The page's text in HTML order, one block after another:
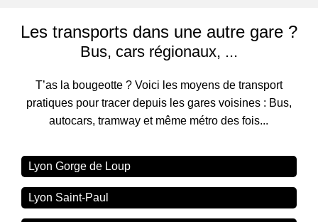
Les transports dans une autre gare ?
Bus, cars régionaux, ...
T’as la bougeotte ? Voici les moyens de transport
pratiques pour tracer depuis les gares voisines : Bus,
autocars, tramway et même métro des fois...
Lyon Gorge de Loup
Lyon Saint-Paul